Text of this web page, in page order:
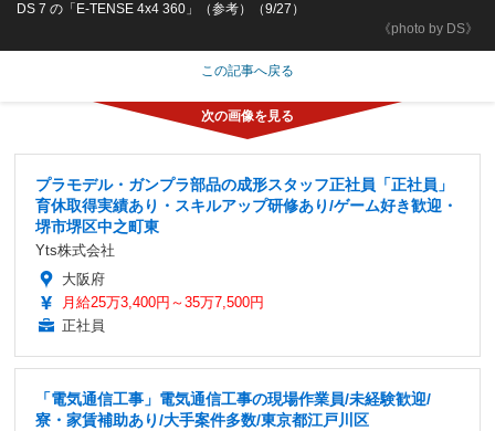
《photo by DS》
DS 7 の「E-TENSE 4x4 360」（参考）（9/27）
この記事へ戻る
プラモデル・ガンプラ部品の成形スタッフ正社員「正社員」
育休取得実績あり・スキルアップ研修あり/ゲーム好き歓迎・
堺市堺区中之町東
Yts株式会社
大阪府
月給25万3,400円～35万7,500円
正社員
「電気通信工事」電気通信工事の現場作業員/未経験歓迎/
寮・家賃補助あり/大手案件多数/東京都江戸川区